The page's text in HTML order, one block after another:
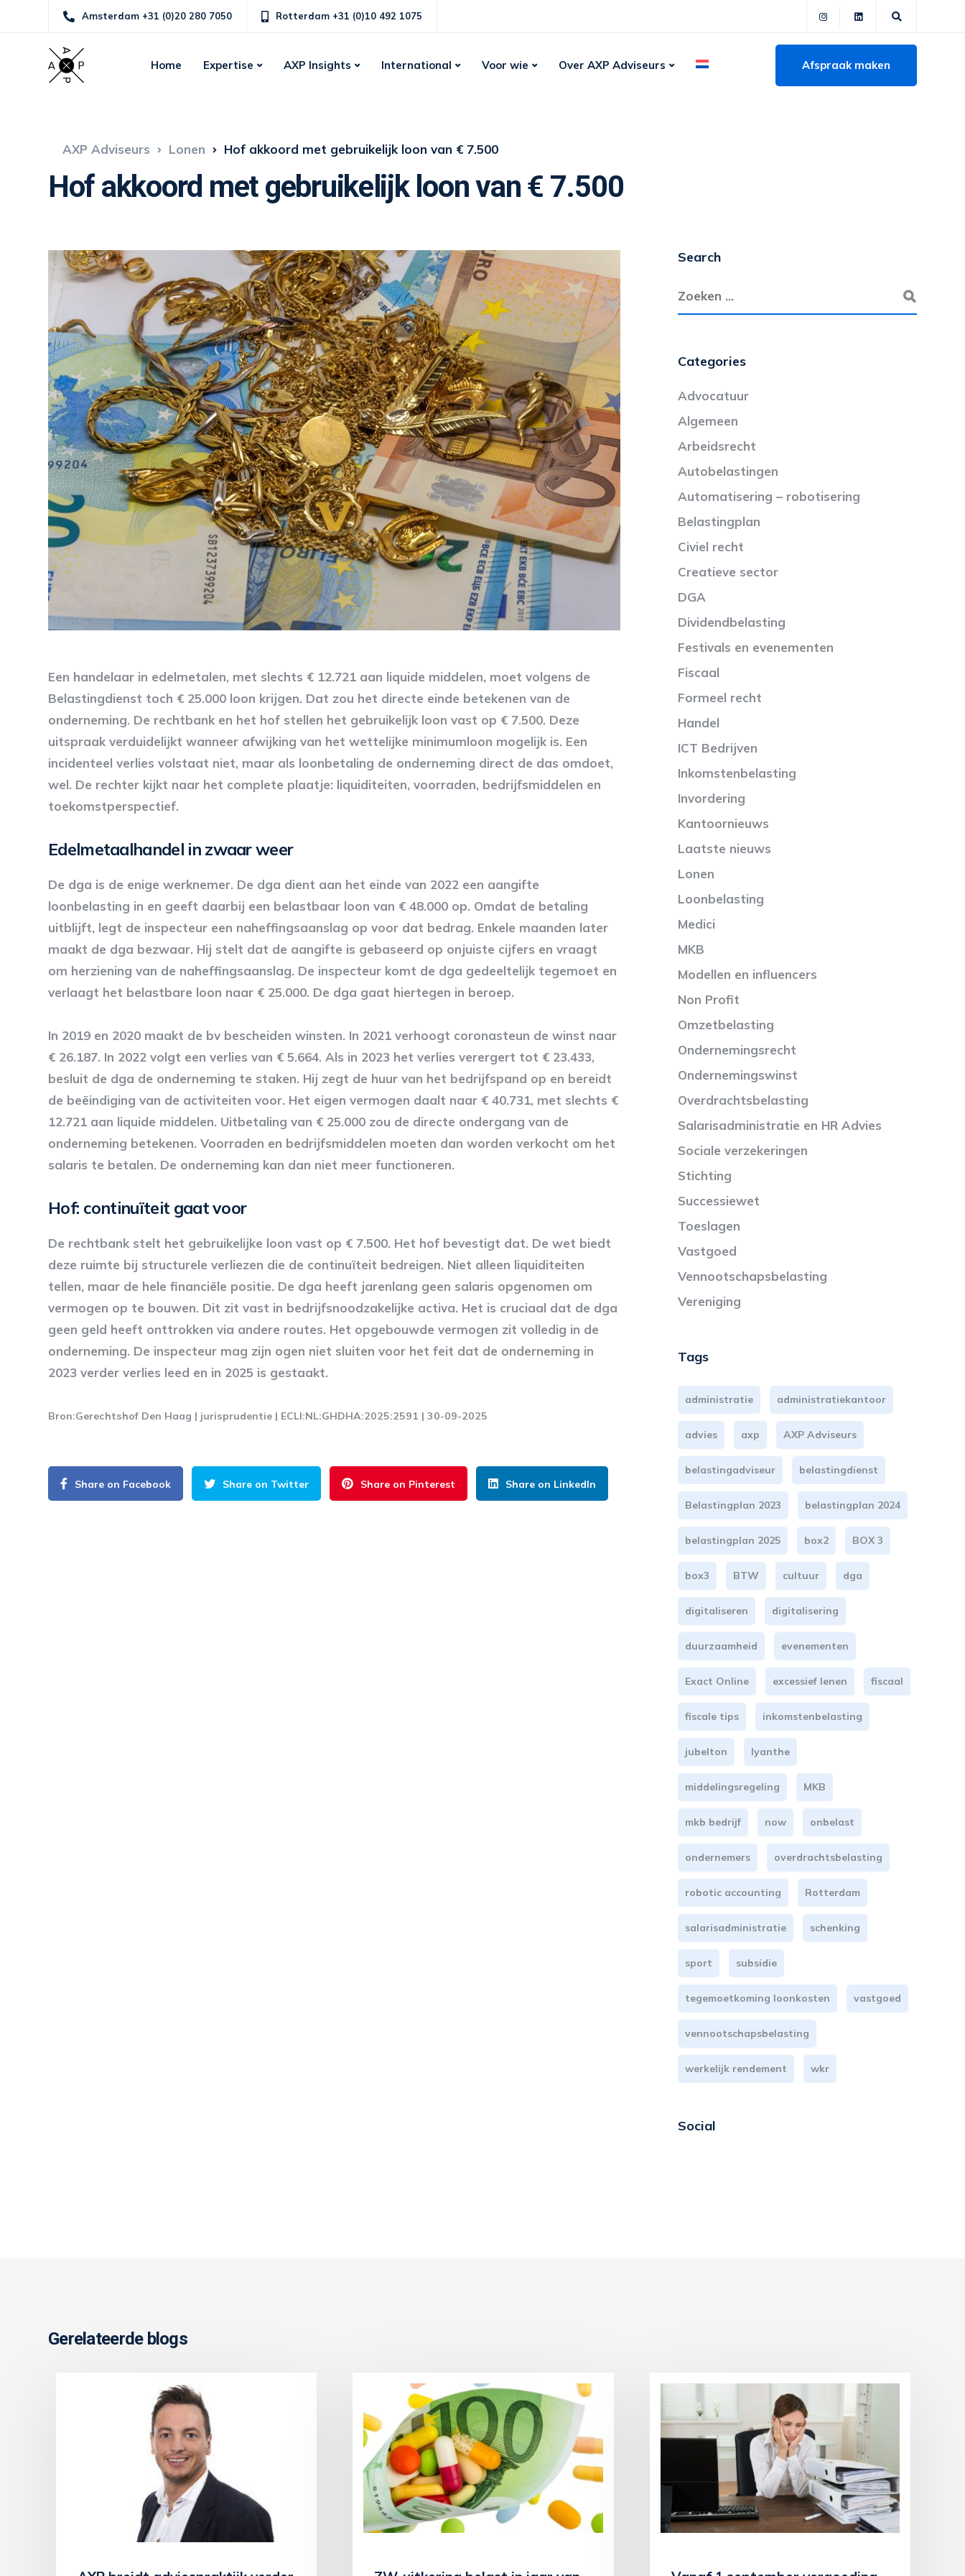
Amsterdam +31 (0)20 280 7050 Rotterdam +31 (0)10 492 1075
Home Expertise AXP Insights International Voor wie Over AXP Adviseurs Afspraak maken
AXP Adviseurs Lonen Hof akkoord met gebruikelijk loon van € 7.500
Hof akkoord met gebruikelijk loon van € 7.500
Een handelaar in edelmetalen, met slechts € 12.721 aan liquide middelen, moet volgens de
Belastingdienst toch € 25.000 loon krijgen. Dat zou het directe einde betekenen van de
onderneming. De rechtbank en het hof stellen het gebruikelijk loon vast op € 7.500. Deze
uitspraak verduidelijkt wanneer afwijking van het wettelijke minimumloon mogelijk is. Een
incidenteel verlies volstaat niet, maar als loonbetaling de onderneming direct de das omdoet,
wel. De rechter kijkt naar het complete plaatje: liquiditeiten, voorraden, bedrijfsmiddelen en
toekomstperspectief.
Edelmetaalhandel in zwaar weer
De dga is de enige werknemer. De dga dient aan het einde van 2022 een aangifte
loonbelasting in en geeft daarbij een belastbaar loon van € 48.000 op. Omdat de betaling
uitblijft, legt de inspecteur een naheffingsaanslag op voor dat bedrag. Enkele maanden later
maakt de dga bezwaar. Hij stelt dat de aangifte is gebaseerd op onjuiste cijfers en vraagt
om herziening van de naheffingsaanslag. De inspecteur komt de dga gedeeltelijk tegemoet en
verlaagt het belastbare loon naar € 25.000. De dga gaat hiertegen in beroep.
In 2019 en 2020 maakt de bv bescheiden winsten. In 2021 verhoogt coronasteun de winst naar
€ 26.187. In 2022 volgt een verlies van € 5.664. Als in 2023 het verlies verergert tot € 23.433,
besluit de dga de onderneming te staken. Hij zegt de huur van het bedrijfspand op en bereidt
de beëindiging van de activiteiten voor. Het eigen vermogen daalt naar € 40.731, met slechts €
12.721 aan liquide middelen. Uitbetaling van € 25.000 zou de directe ondergang van de
onderneming betekenen. Voorraden en bedrijfsmiddelen moeten dan worden verkocht om het
salaris te betalen. De onderneming kan dan niet meer functioneren.
Hof: continuïteit gaat voor
De rechtbank stelt het gebruikelijke loon vast op € 7.500. Het hof bevestigt dat. De wet biedt
deze ruimte bij structurele verliezen die de continuïteit bedreigen. Niet alleen liquiditeiten
tellen, maar de hele financiële positie. De dga heeft jarenlang geen salaris opgenomen om
vermogen op te bouwen. Dit zit vast in bedrijfsnoodzakelijke activa. Het is cruciaal dat de dga
geen geld heeft onttrokken via andere routes. Het opgebouwde vermogen zit volledig in de
onderneming. De inspecteur mag zijn ogen niet sluiten voor het feit dat de onderneming in
2023 verder verlies leed en in 2025 is gestaakt.
Bron:Gerechtshof Den Haag | jurisprudentie | ECLI:NL:GHDHA:2025:2591 | 30-09-2025
Share on Facebook Share on Twitter Share on Pinterest Share on LinkedIn
Search
Categories
Advocatuur
Algemeen
Arbeidsrecht
Autobelastingen
Automatisering – robotisering
Belastingplan
Civiel recht
Creatieve sector
DGA
Dividendbelasting
Festivals en evenementen
Fiscaal
Formeel recht
Handel
ICT Bedrijven
Inkomstenbelasting
Invordering
Kantoornieuws
Laatste nieuws
Lonen
Loonbelasting
Medici
MKB
Modellen en influencers
Non Profit
Omzetbelasting
Ondernemingsrecht
Ondernemingswinst
Overdrachtsbelasting
Salarisadministratie en HR Advies
Sociale verzekeringen
Stichting
Successiewet
Toeslagen
Vastgoed
Vennootschapsbelasting
Vereniging
Tags
administratie administratiekantoor
advies axp AXP Adviseurs
belastingadviseur belastingdienst
Belastingplan 2023 belastingplan 2024
belastingplan 2025 box2 BOX 3
box3 BTW cultuur dga
digitaliseren digitalisering
duurzaamheid evenementen
Exact Online excessief lenen fiscaal
fiscale tips inkomstenbelasting
jubelton lyanthe
middelingsregeling MKB
mkb bedrijf now onbelast
ondernemers overdrachtsbelasting
robotic accounting Rotterdam
salarisadministratie schenking
sport subsidie
tegemoetkoming loonkosten vastgoed
vennootschapsbelasting
werkelijk rendement wkr
Social
Gerelateerde blogs